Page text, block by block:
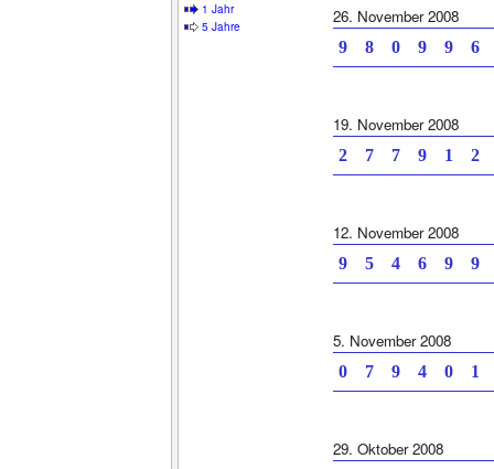
1 Jahr
5 Jahre
26. November 2008
9 8 0 9 9 6
19. November 2008
2 7 7 9 1 2
12. November 2008
9 5 4 6 9 9
5. November 2008
0 7 9 4 0 1
29. Oktober 2008